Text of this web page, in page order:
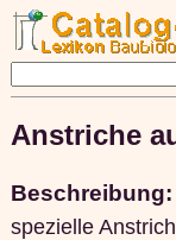
Anstriche
Beschreibung:
spezielle